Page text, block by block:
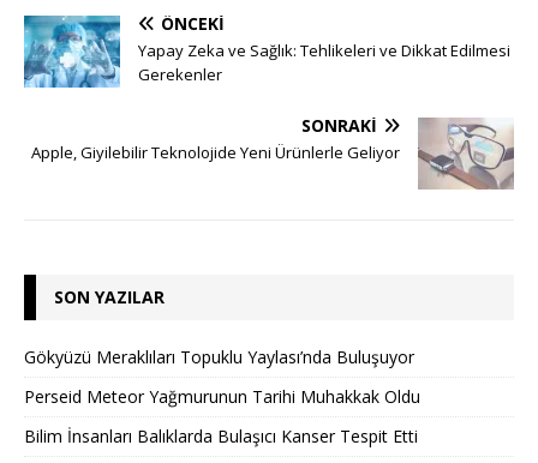
ÖNCEKI
Yapay Zeka ve Sağlık: Tehlikeleri ve Dikkat Edilmesi
Gerekenler
SONRAKI
Apple, Giyilebilir Teknolojide Yeni Ürünlerle Geliyor
SON YAZILAR
Gökyüzü Meraklıları Topuklu Yaylası’nda Buluşuyor
Perseid Meteor Yağmurunun Tarihi Muhakkak Oldu
Bilim İnsanları Balıklarda Bulaşıcı Kanser Tespit Etti